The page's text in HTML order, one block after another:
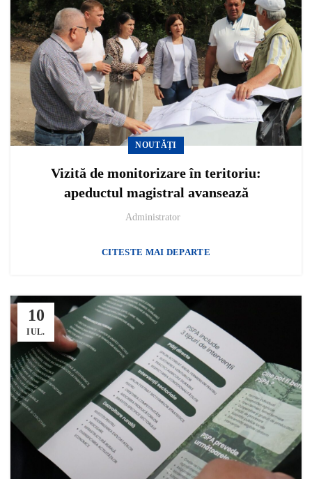
NOUTĂȚI
Vizită de monitorizare în teritoriu:
apeductul magistral avansează
Administrator
CITESTE MAI DEPARTE
10
IUL.